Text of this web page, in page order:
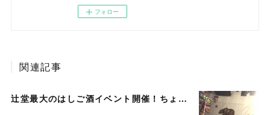
フォロー
関連記事
辻堂最大のはしご酒イベント開催！ちょい呑みフェスティバル♪ PR第7弾！「Timmy's Cafe × 純国産ボイス」